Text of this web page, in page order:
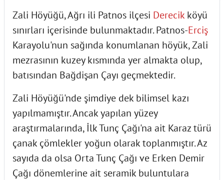
Zali Höyüğü, Ağrı ili Patnos ilçesi Derecik köyü
sınırları içerisinde bulunmaktadır. Patnos-Erciş
Karayolu'nun sağında konumlanan höyük, Zali
mezrasının kuzey kısmında yer almakta olup,
batısından Bağdişan Çayı geçmektedir.
Zali Höyüğü'nde şimdiye dek bilimsel kazı
yapılmamıştır. Ancak yapılan yüzey
araştırmalarında, İlk Tunç Çağı'na ait Karaz türü
çanak çömlekler yoğun olarak toplanmıştır. Az
sayıda da olsa Orta Tunç Çağı ve Erken Demir
Çağı dönemlerine ait seramik buluntulara